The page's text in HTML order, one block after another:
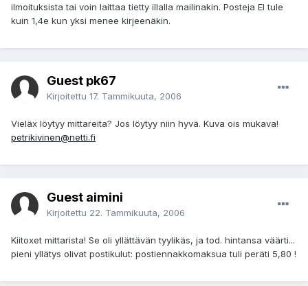
ilmoituksista tai voin laittaa tietty illalla mailinakin. Posteja EI tule
kuin 1,4e kun yksi menee kirjeenäkin.
Guest pk67
Kirjoitettu 17. Tammikuuta, 2006
Vieläx löytyy mittareita? Jos löytyy niin hyvä. Kuva ois mukava!
petrikivinen@netti.fi
Guest aimini
Kirjoitettu 22. Tammikuuta, 2006
Kiitoxet mittarista! Se oli yllättävän tyylikäs, ja tod. hintansa väärti...
pieni yllätys olivat postikulut: postiennakkomaksua tuli peräti 5,80 !